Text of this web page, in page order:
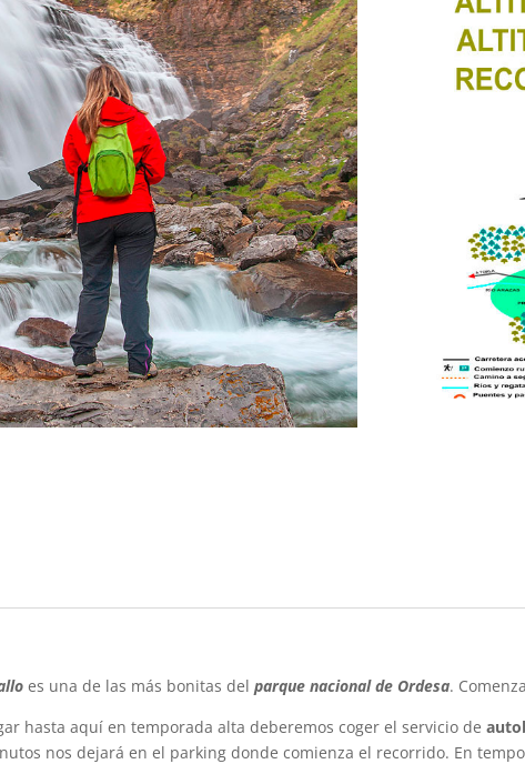
es una de las más bonitas delparque nacional de Ordesa.
hasta aquí en temporada alta deberemos coger el servicio de
nos dejará en el parking donde comienza el recorrido. En